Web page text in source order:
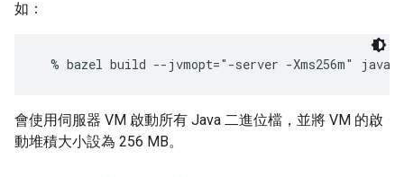
如：
會使用伺服器 VM 啟動所有 Java 二進位檔，並將 VM 的啟
動堆積大小設為 256 MB。